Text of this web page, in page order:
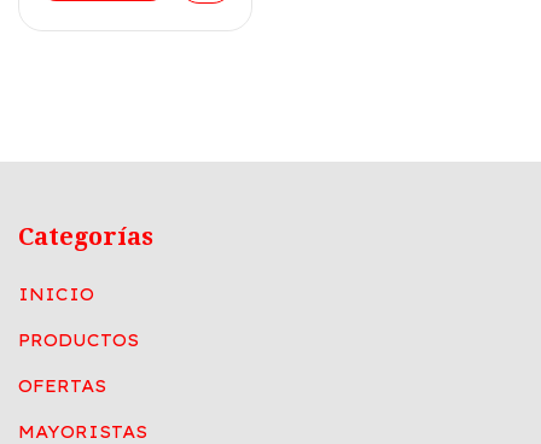
Categorías
INICIO
PRODUCTOS
OFERTAS
MAYORISTAS